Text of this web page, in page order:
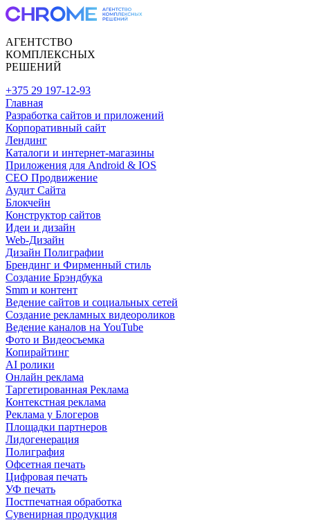
АГЕНТСТВО
КОМПЛЕКСНЫХ
РЕШЕНИЙ
+375 29 197-12-93
Главная
Разработка сайтов и приложений
Корпоративный сайт
Лендинг
Каталоги и интернет-магазины
Приложения для Android & IOS
CEO Продвижение
Аудит Сайта
Блокчейн
Конструктор сайтов
Идеи и дизайн
Web-Дизайн
Дизайн Полиграфии
Брендинг и Фирменный стиль
Создание Брэндбука
Smm и контент
Ведение сайтов и социальных сетей
Создание рекламных видеороликов
Ведение каналов на YouTube
Фото и Видеосъемка
Копирайтинг
AI ролики
Онлайн реклама
Таргетированная Реклама
Контекстная реклама
Реклама у Блогеров
Площадки партнеров
Лидогенерация
Полиграфия
Офсетная печать
Цифровая печать
УФ печать
Постпечатная обработка
Сувенирная продукция